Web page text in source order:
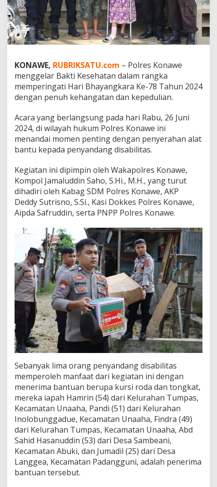
K
o
n
a
w
M
e
n
n
k
a
t
a
K
u
a
l
i
t
H
i
d
u
p
P
e
n
y
n
d
n
g
D
i
s
a
b
i
t
a
s
KONAWE, RUBRIKSATU.com – Polres Konawe
menggelar Bakti Kesehatan dalam rangka
memperingati Hari Bhayangkara Ke-78 Tahun 2024
dengan penuh kehangatan dan kepedulian.
Acara yang berlangsung pada hari Rabu, 26 Juni
2024, di wilayah hukum Polres Konawe ini
menandai momen penting dengan penyerahan alat
bantu kepada penyandang disabilitas.
Kegiatan ini dipimpin oleh Wakapolres Konawe,
Kompol Jamaluddin Saho, S.Hi., M.H., yang turut
dihadiri oleh Kabag SDM Polres Konawe, AKP
Deddy Sutrisno, S.Si., Kasi Dokkes Polres Konawe,
Aipda Safruddin, serta PNPP Polres Konawe.
Sebanyak lima orang penyandang disabilitas
memperoleh manfaat dari kegiatan ini dengan
menerima bantuan berupa kursi roda dan tongkat,
mereka iapah Hamrin (54) dari Kelurahan Tumpas,
Kecamatan Unaaha, Pandi (51) dari Kelurahan
Inolobunggadue, Kecamatan Unaaha, Findra (49)
dari Kelurahan Tumpas, Kecamatan Unaaha, Abd
Sahid Hasanuddin (53) dari Desa Sambeani,
Kecamatan Abuki, dan Jumadil (25) dari Desa
Langgea, Kecamatan Padangguni, adalah penerima
bantuan tersebut.